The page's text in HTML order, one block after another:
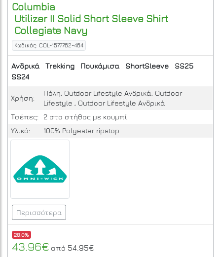
Columbia
Utilizer II Solid Short Sleeve Shirt
Collegiate Navy
Κωδικός: COL-1577762-464
Ανδρικά Trekking Πουκάμισα ShortSleeve
SS25
SS24
Χρήση:
Πόλη, Outdoor Lifestyle Ανδρικά, Outdoor
Lifestyle , Outdoor Lifestyle Ανδρικά
Τσέπες:
2 στο στήθος με κουμπί
Υλικό:
100% Polyester ripstop
Περισσότερα
20.0%
43.96€ από 54.95€